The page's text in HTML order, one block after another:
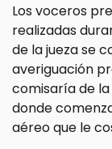
Los voceros
realizadas
de la jueza se
averiguación
comisaría de
donde
aéreo que le